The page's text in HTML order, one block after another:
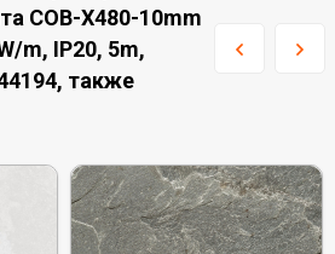
COB-X480-10mm
m, IP20, 5m,
также